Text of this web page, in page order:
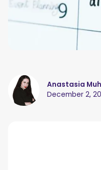
Anastasia
December 2,